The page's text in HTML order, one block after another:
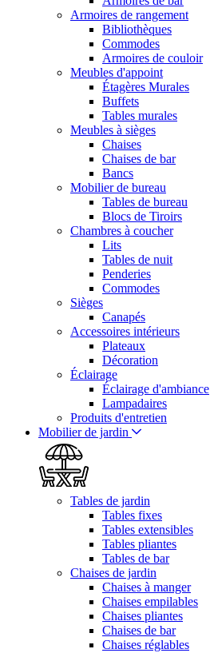
Armoires de rangement
Bibliothèques
Commodes
Armoires de couloir
Meubles d'appoint
Étagères Murales
Buffets
Tables murales
Meubles à sièges
Chaises
Chaises de bar
Bancs
Mobilier de bureau
Tables de bureau
Blocs de Tiroirs
Chambres à coucher
Lits
Tables de nuit
Penderies
Commodes
Sièges
Canapés
Accessoires intérieurs
Plateaux
Décoration
Éclairage
Éclairage d'ambiance
Lampadaires
Produits d'entretien
Mobilier de jardin
Tables de jardin
Tables fixes
Tables extensibles
Tables pliantes
Tables de bar
Chaises de jardin
Chaises à manger
Chaises empilables
Chaises pliantes
Chaises de bar
Chaises réglables